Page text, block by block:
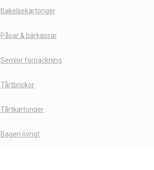
Bakelsekartonger
Påsar & bärkassar
Semlor förpackning
Tårtbrickor
Tårtkartonger
Bageri övrigt